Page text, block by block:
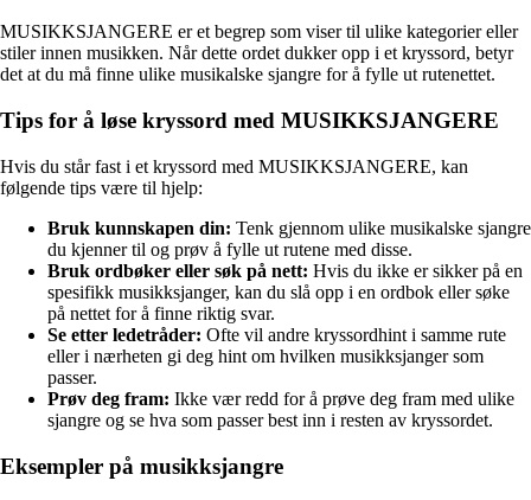
MUSIKKSJANGERE er et begrep som viser til ulike kategorier eller
stiler innen musikken. Når dette ordet dukker opp i et kryssord, betyr
det at du må finne ulike musikalske sjangre for å fylle ut rutenettet.
Tips for å løse kryssord med MUSIKKSJANGERE
Hvis du står fast i et kryssord med MUSIKKSJANGERE, kan
følgende tips være til hjelp:
Bruk kunnskapen din: Tenk gjennom ulike musikalske sjangre
du kjenner til og prøv å fylle ut rutene med disse.
Bruk ordbøker eller søk på nett: Hvis du ikke er sikker på en
spesifikk musikksjanger, kan du slå opp i en ordbok eller søke
på nettet for å finne riktig svar.
Se etter ledetråder: Ofte vil andre kryssordhint i samme rute
eller i nærheten gi deg hint om hvilken musikksjanger som
passer.
Prøv deg fram: Ikke vær redd for å prøve deg fram med ulike
sjangre og se hva som passer best inn i resten av kryssordet.
Eksempler på musikksjangre